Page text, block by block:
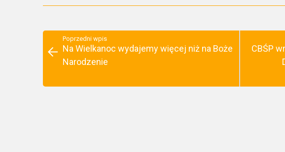
Poprzedni wpis
Na Wielkanoc wydajemy więcej niż na Boże
Narodzenie
CBŚP